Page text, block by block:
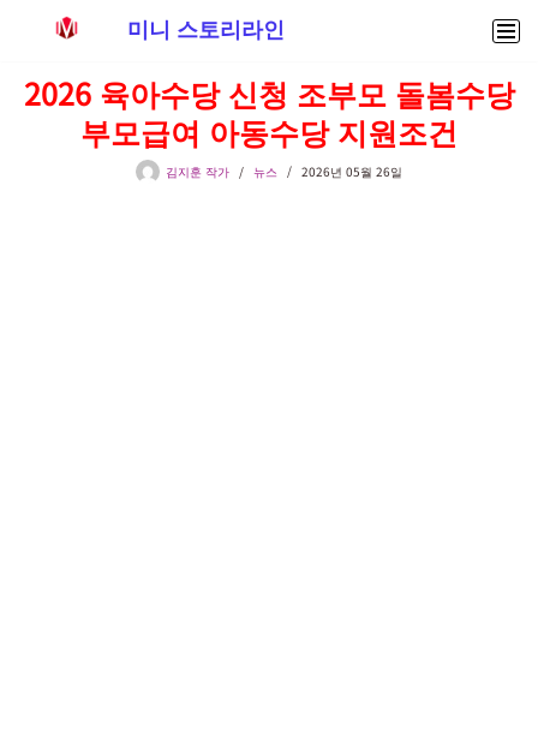
텐
미니 스토리라인
2026 육아수당 신청 조부모 돌봄수당
부모급여 아동수당 지원조건
김지훈 작가 뉴스 2026년 05월 26일